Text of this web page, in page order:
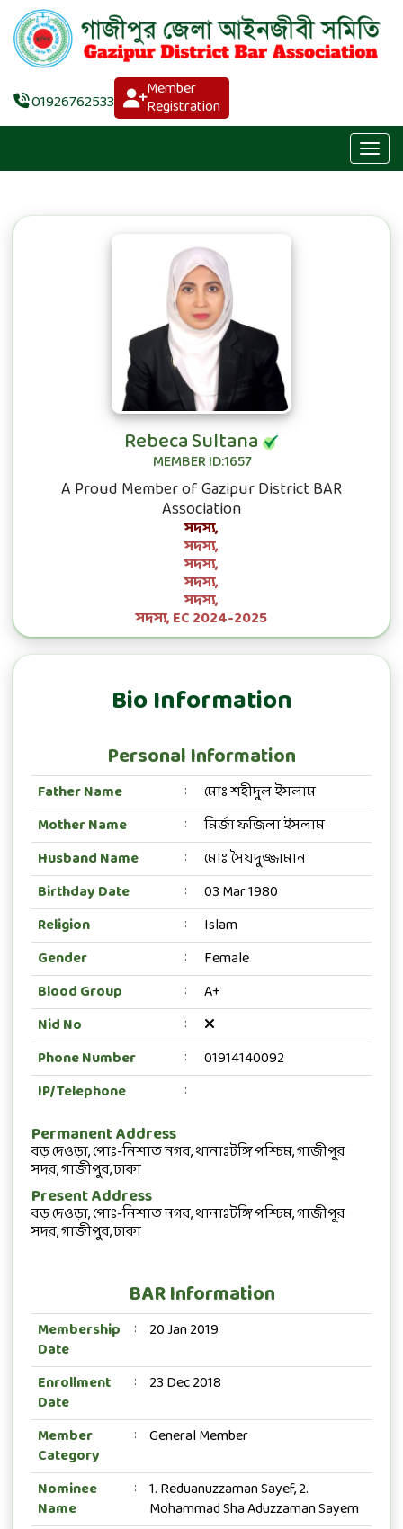
01926762533 Member
Registration
Rebeca Sultana
MEMBER ID:1657
A Proud Member of Gazipur District BAR
Association
সদস্য,
সদস্য,
সদস্য,
সদস্য,
সদস্য,
সদস্য, EC 2024-2025
Bio Information
Personal Information
Father Name :
মোঃ শহীদুল ইসলাম
Mother Name
:
মির্জা ফজিলা ইসলাম
Husband Name
:
মোঃ সৈয়দুজ্জামান
Birthday Date
:
03 Mar 1980
Religion
:
Islam
Gender
:
Female
Blood Group
:
A+
Nid No
:
Phone Number :
01914140092
IP/Telephone
:
Permanent Address
বড় দেওড়া, পোঃ-নিশাত নগর, থানাঃটঙ্গি পশ্চিম, গাজীপুর
সদর, গাজীপুর, ঢাকা
Present Address
বড় দেওড়া, পোঃ-নিশাত নগর, থানাঃটঙ্গি পশ্চিম, গাজীপুর
সদর, গাজীপুর, ঢাকা
BAR Information
Membership
Date
: 20 Jan 2019
Enrollment
Date
: 23 Dec 2018
Member
Category
: General Member
Nominee
Name
:
1. Reduanuzzaman Sayef, 2.
Mohammad Sha Aduzzaman Sayem